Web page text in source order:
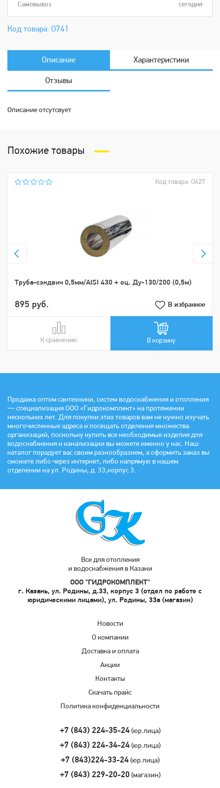
Код товара: О741
Самовывоз
сегодня
Описание Характеристики
Отзывы
Описание отсутсвует
Похожие товары
Код товара: О627
Труба-сэндвич 0,5мм/AISI 430 + оц. Ду-130/200 (0,5м)
895 руб. В избранное
К сравнению
В сравнении В корзину
Продажа оптом сантехники, систем водоснабжения и отопления
— специализация ООО «Гидрокомплект» на протяжении
нескольких лет. Для покупки этих товаров вам не нужно изучать
многочисленные адреса и посещать отделения множества
организаций, поскольку купить все необходимые изделия для
водоснабжения и канализации вы можете именно у нас. Наш
каталог порадует вас своим разнообразием, а оформить заказ вы
сможете либо через интернет, либо напрямую в нашем
отделении на ул. Родины, д. 33,корпус 3.
Все для отопления
и водоснабжения в Казани
ООО "ГИДРОКОМПЛЕКТ"
г. Казань, ул. Родины, д.33, корпус 3 (отдел по работе с
юридическими лицами), ул. Родины, 33а (магазин)
Новости
О компании
Доставка и оплата
Акции
Контакты
Скачать прайс
Политика конфиденциальности
+7 (843) 224-35-24(юр.лица)
+7 (843) 224-34-24(юр.лица)
+7 (843)224-33-24(юр.лица)
+7 (843) 229-20-20 (магазин)